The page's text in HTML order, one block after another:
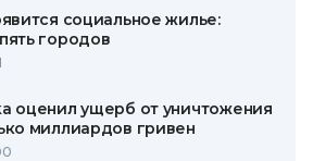
социальное жилье:
городов
оценил ущерб от уничтожения
миллиардов гривен